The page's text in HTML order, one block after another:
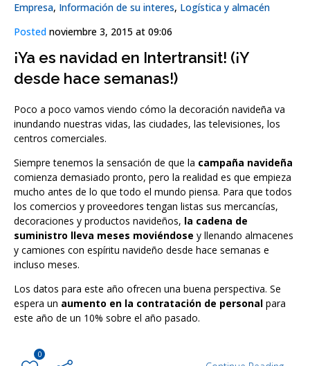
Empresa, Información de su interes, Logística y almacén
Posted noviembre 3, 2015 at 09:06
¡Ya es navidad en Intertransit! (¡Y
desde hace semanas!)
Poco a poco vamos viendo cómo la decoración navideña va
inundando nuestras vidas, las ciudades, las televisiones, los
centros comerciales.
Siempre tenemos la sensación de que la campaña navideña
comienza demasiado pronto, pero la realidad es que empieza
mucho antes de lo que todo el mundo piensa. Para que todos
los comercios y proveedores tengan listas sus mercancías,
decoraciones y productos navideños, la cadena de
suministro lleva meses moviéndose y llenando almacenes
y camiones con espíritu navideño desde hace semanas e
incluso meses.
Los datos para este año ofrecen una buena perspectiva. Se
espera un aumento en la contratación de personal para
este año de un 10% sobre el año pasado.
0